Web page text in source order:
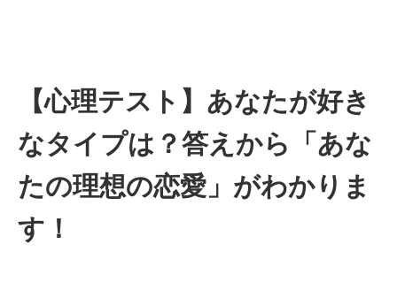
【心理テスト】あなたが好き
なタイプは？答えから「あな
たの理想の恋愛」がわかりま
す！